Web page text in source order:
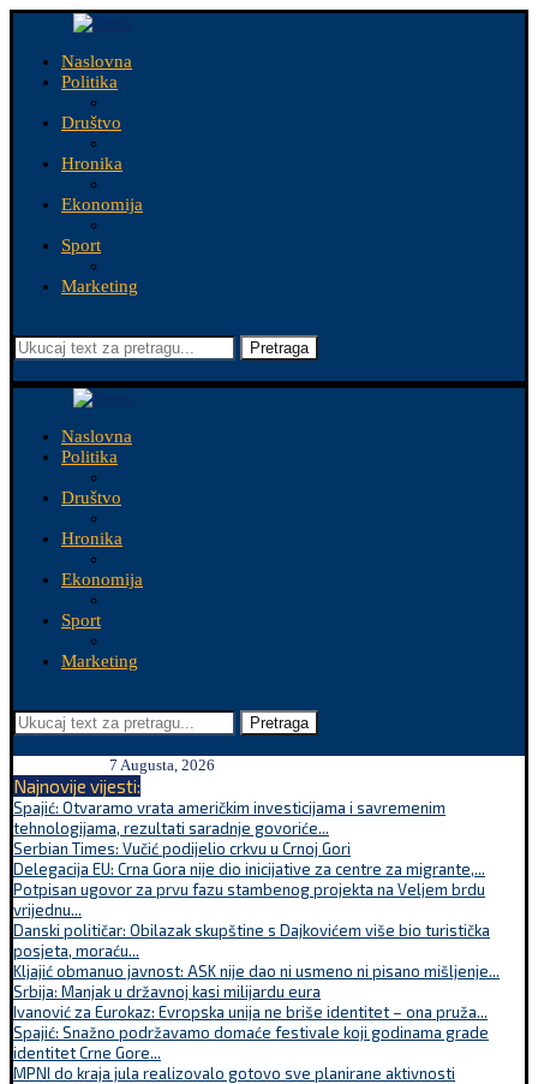
Naslovna
Politika
Društvo
Hronika
Ekonomija
Sport
Marketing
Pretraga
Naslovna
Politika
Društvo
Hronika
Ekonomija
Sport
Marketing
Pretraga
7 Augusta, 2026
Najnovije vijesti:
Spajić: Otvaramo vrata američkim investicijama i savremenim
tehnologijama, rezultati saradnje govoriće...
Serbian Times: Vučić podijelio crkvu u Crnoj Gori
Delegacija EU: Crna Gora nije dio inicijative za centre za migrante,...
Potpisan ugovor za prvu fazu stambenog projekta na Veljem brdu
vrijednu...
Danski političar: Obilazak skupštine s Dajkovićem više bio turistička
posjeta, moraću...
Kljajić obmanuo javnost: ASK nije dao ni usmeno ni pisano mišljenje...
Srbija: Manjak u državnoj kasi milijardu eura
Ivanović za Eurokaz: Evropska unija ne briše identitet – ona pruža...
Spajić: Snažno podržavamo domaće festivale koji godinama grade
identitet Crne Gore...
MPNI do kraja jula realizovalo gotovo sve planirane aktivnosti